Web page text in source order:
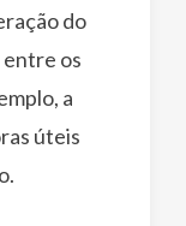
do
entre os
a
úteis